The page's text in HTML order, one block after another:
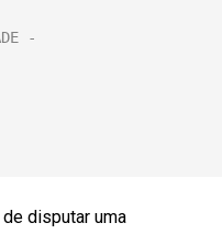
disputar uma